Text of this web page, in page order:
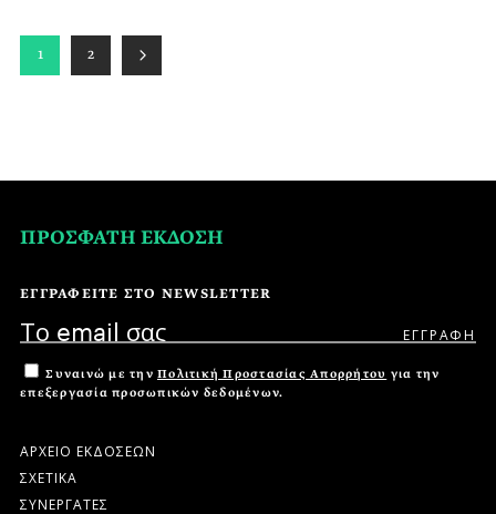
1 2
ΠΡΟΣΦΑΤΗ ΕΚΔΟΣΗ
ΕΓΓΡΑΦΕΙΤΕ ΣΤΟ NEWSLETTER
Συναινώ με την Πολιτική Προστασίας Απορρήτου για την
επεξεργασία προσωπικών δεδομένων.
ΑΡΧΕΙΟ ΕΚΔΟΣΕΩΝ
ΣΧΕΤΙΚΑ
ΣΥΝΕΡΓΑΤΕΣ